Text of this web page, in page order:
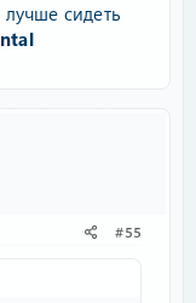
лучше сидеть
#55